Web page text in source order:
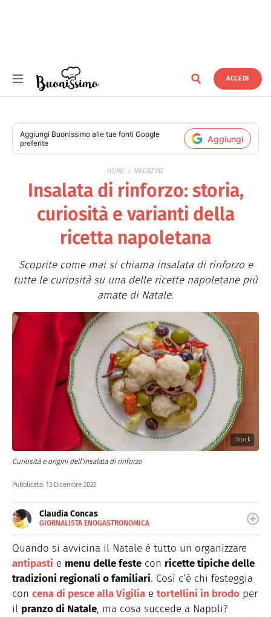
ACCEDI
Aggiungi Buonissimo alle tue fonti Google
preferite
Aggiungi
HOME MAGAZINE
Insalata di rinforzo: storia,
curiosità e varianti della
ricetta napoletana
Scoprite come mai si chiama insalata di rinforzo e
tutte le curiosità su una delle ricette napoletane più
amate di Natale.
IStock
Curiosità e origini dell’insalata di rinforzo
Pubblicato: 13 Dicembre 2022
Claudia Concas
GIORNALISTA ENOGASTRONOMICA
Dopo aver frequentato la scuola di chef, Claudia Concas
è una food content specialist e food writer che produce
contenuti per il web e per la carta stampata. Realizza
shooting video e fotografici per brand e magazine
occupandosi della parte autoriale, del food styling e del
props styling. Nel tempo libero ama cucinare, scrivere e
curiosare.
Quando si avvicina il Natale è tutto un organizzare
antipasti e menu delle feste con ricette tipiche delle
tradizioni regionali o familiari. Così c’è chi festeggia
con cena di pesce alla Vigilia e tortellini in brodo per
il pranzo di Natale, ma cosa succede a Napoli?